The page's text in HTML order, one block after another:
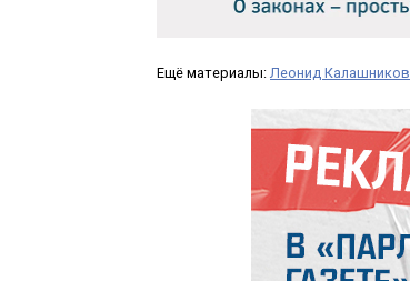
Ещё материалы: Леонид Калашников